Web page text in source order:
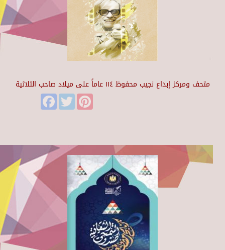
متحف ومركز إبداع نجيب محفوظ ١١٤ عاماً على ميلاد صاحب الثلاثية
FacebookTwitter